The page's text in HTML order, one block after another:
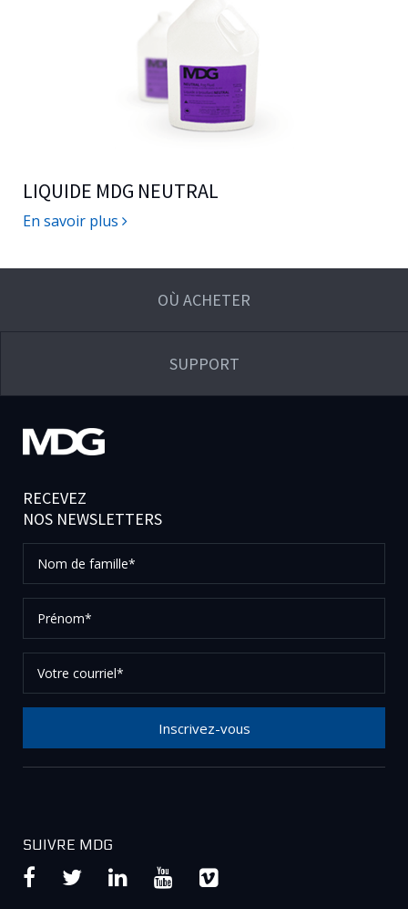
LIQUIDE MDG NEUTRAL
En savoir plus
OÙ ACHETER
SUPPORT
RECEVEZ
NOS NEWSLETTERS
de
famille*
courriel*
Inscrivez-vous
SUIVRE MDG